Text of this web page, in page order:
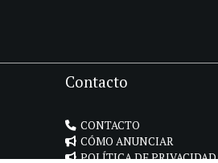
Contacto
CONTACTO
CÓMO ANUNCIAR
POLÍTICA DE PRIVACIDAD